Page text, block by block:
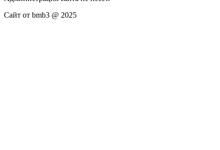
Сайт от bmb3 @ 2025